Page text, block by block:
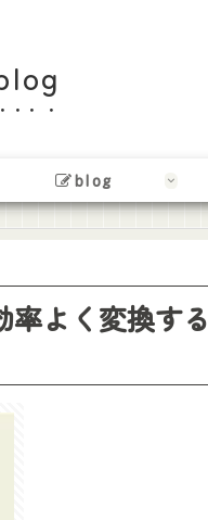
blog
率よく変換する